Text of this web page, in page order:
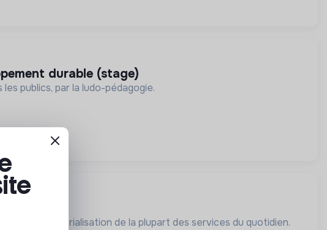
durable (stage)
publics, par la ludo-pédagogie.
la dématérialisation de la plupart des services du quotidien.